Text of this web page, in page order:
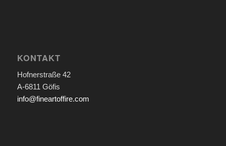
KONTAKT
Hofnerstraße 42
A-6811 Göfis
info@fineartoffire.com